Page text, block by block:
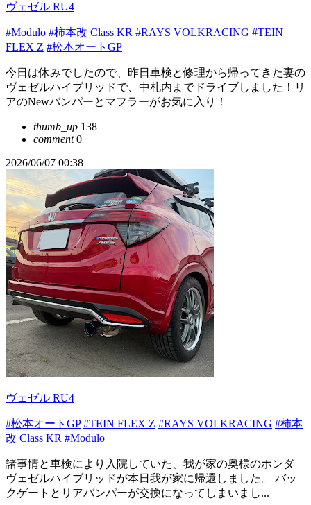
ヴェゼル RU4
#Modulo #柿本改 Class KR #RAYS VOLKRACING #TEIN
FLEX Z #松本オートGP
今日は休みでしたので、昨日車検と修理から帰ってきた妻の
ヴェゼルハイブリッドで、中札内までドライブしました！リ
アのNewバンパーとマフラーがお気に入り！
thumb_up 138
comment0
2026/06/07 00:38
ヴェゼル RU4
#松本オートGP #TEIN FLEX Z #RAYS VOLKRACING #柿本
改 Class KR #Modulo
諸事情と車検により入院していた、我が家の奥様のホンダ
ヴェゼルハイブリッドが本日我が家に帰還しました。 バッ
クゲートとリアバンパーが交換になってしまいまし...